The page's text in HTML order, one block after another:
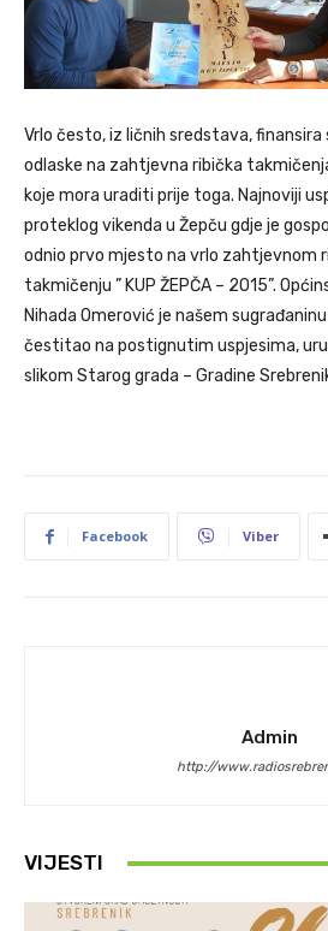
Vrlo često, iz ličnih sredstava,
odlaske na zahtjevna ribička
koje mora uraditi prije toga. Najnoviji
proteklog vikenda u Žepču gdje je
odnio prvo mjesto na vrlo zahtjevnom
takmičenju ” KUP ŽEPČA – 2015”.
Nihada Omerović je našem
čestitao na postignutim uspjesima,
slikom Starog grada – Gradine
Facebook Viber
Admin
http://
VIJESTI